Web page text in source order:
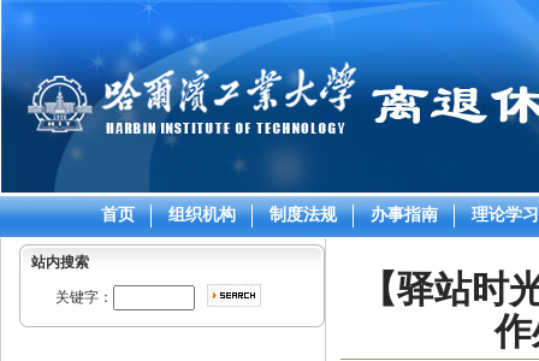
首页 组织机构 制度法规 办事指南 理论学习
站内搜索
关键字：
【驿站